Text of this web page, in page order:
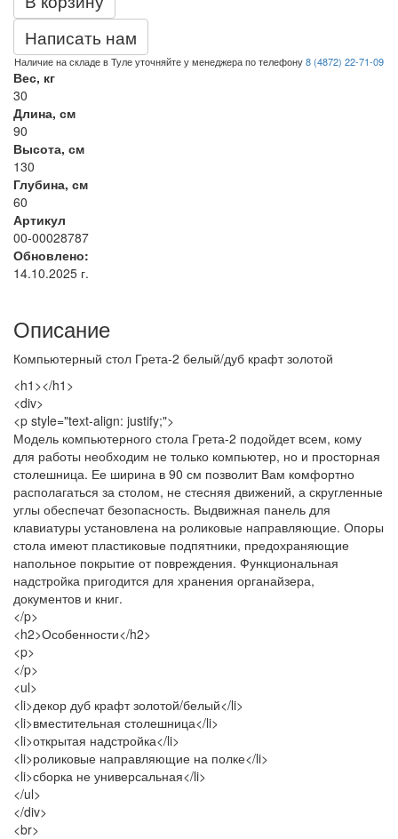
Написать нам
Наличие на складе в Туле уточняйте у менеджера по телефону8 (4872) 22-71-09
Вес, кг
30
Длина, см
90
Высота, см
130
Глубина, см
60
Артикул
00-00028787
Обновлено:
14.10.2025 г.
Описание
Компьютерный стол Грета-2 белый/дуб крафт золотой
<h1></h1>
<div>
<p style="text-align: justify;">
Модель компьютерного стола Грета-2 подойдет всем, кому
для работы необходим не только компьютер, но и просторная
столешница. Ее ширина в 90 см позволит Вам комфортно
располагаться за столом, не стесняя движений, а скругленные
углы обеспечат безопасность. Выдвижная панель для
клавиатуры установлена на роликовые направляющие. Опоры
стола имеют пластиковые подпятники, предохраняющие
напольное покрытие от повреждения. Функциональная
надстройка пригодится для хранения органайзера,
документов и книг.
</p>
<h2>Особенности</h2>
<p>
</p>
<ul>
<li>декор дуб крафт золотой/белый</li>
<li>вместительная столешница</li>
<li>открытая надстройка</li>
<li>роликовые направляющие на полке</li>
<li>сборка не универсальная</li>
</ul>
</div>
<br>